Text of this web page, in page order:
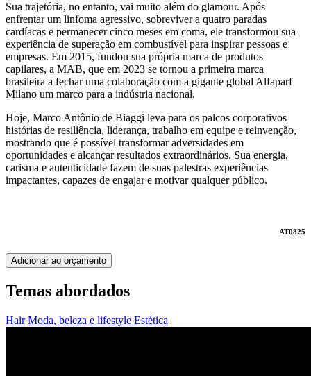
Sua trajetória, no entanto, vai muito além do glamour. Após
enfrentar um linfoma agressivo, sobreviver a quatro paradas
cardíacas e permanecer cinco meses em coma, ele transformou sua
experiência de superação em combustível para inspirar pessoas e
empresas. Em 2015, fundou sua própria marca de produtos
capilares, a MAB, que em 2023 se tornou a primeira marca
brasileira a fechar uma colaboração com a gigante global Alfaparf
Milano um marco para a indústria nacional.
Hoje, Marco Antônio de Biaggi leva para os palcos corporativos
histórias de resiliência, liderança, trabalho em equipe e reinvenção,
mostrando que é possível transformar adversidades em
oportunidades e alcançar resultados extraordinários. Sua energia,
carisma e autenticidade fazem de suas palestras experiências
impactantes, capazes de engajar e motivar qualquer público.
AT0825
Adicionar ao orçamento
Temas abordados
Hair Moda, beleza e lifestyle Estética